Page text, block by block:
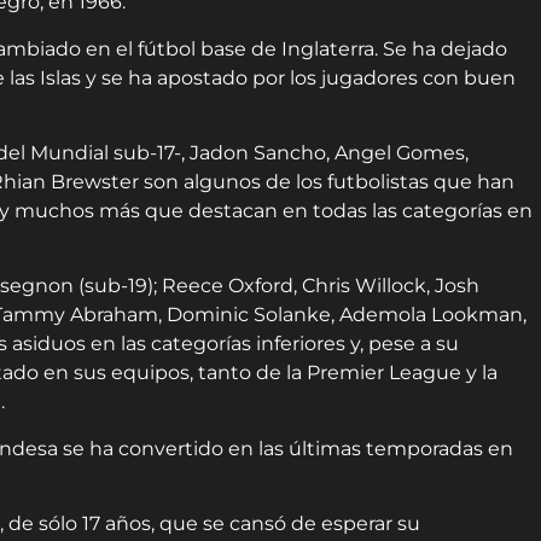
en el fútbol base de Inglaterra. Se ha dejado
Islas y se ha apostado por los jugadores con buen
Mundial sub-17-, Jadon Sancho, Angel Gomes,
Brewster son algunos de los futbolistas que han
muchos más que destacan en todas las categorías en
(sub-19); Reece Oxford, Chris Willock, Josh
Abraham, Dominic Solanke, Ademola Lookman,
en las categorías inferiores y, pese a su
en sus equipos, tanto de la Premier League y la
se ha convertido en las últimas temporadas en
sólo 17 años, que se cansó de esperar su